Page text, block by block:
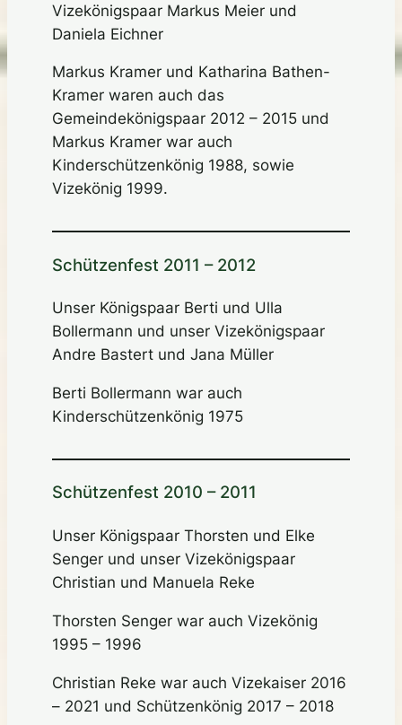
Vizekönigspaar Markus Meier und
Daniela Eichner
Markus Kramer und Katharina Bathen-
Kramer waren auch das
Gemeindekönigspaar 2012 – 2015 und
Markus Kramer war auch
Kinderschützenkönig 1988, sowie
Vizekönig 1999.
Schützenfest 2011 – 2012
Unser Königspaar Berti und Ulla
Bollermann und unser Vizekönigspaar
Andre Bastert und Jana Müller
Berti Bollermann war auch
Kinderschützenkönig 1975
Schützenfest 2010 – 2011
Unser Königspaar Thorsten und Elke
Senger und unser Vizekönigspaar
Christian und Manuela Reke
Thorsten Senger war auch Vizekönig
1995 – 1996
Christian Reke war auch Vizekaiser 2016
– 2021 und Schützenkönig 2017 – 2018